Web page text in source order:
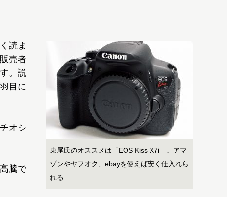
東尾氏のオススメは「EOS Kiss X7i」。アマ
ゾンやヤフオク、ebayを使えば安く仕入れら
れる
読ま
売者
。説
目に
オシ
騰で